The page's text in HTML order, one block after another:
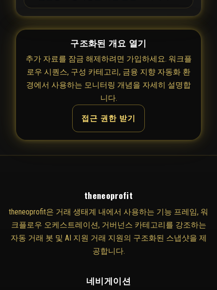
구조화된 개요 열기
추가 자료를 잠금 해제하려면 가입하세요. 워크플
로우 시퀀스, 구성 카테고리, 금융 지향 자동화 환
경에서 사용하는 모니터링 개념을 자세히 설명합
니다.
접근 권한 받기
theneoprofit
theneoprofit은 거래 생태계 내에서 사용하는 기능 프레임, 워
크플로우 오케스트레이션, 거버넌스 카테고리를 강조하는
자동 거래 봇 및 AI 지원 거래 지원의 구조화된 스냅샷을 제
공합니다.
네비게이션